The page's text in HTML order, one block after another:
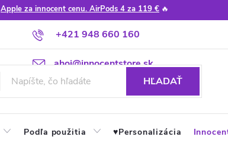
Apple za innocent cenu. AirPods 4 za 119 € 🔥
+421 948 660 160
ahoj@innocentstore.sk
Poradňa Apple návody a tipy
HĽADAŤ
Podľa použitia ♥︎Personalizácia